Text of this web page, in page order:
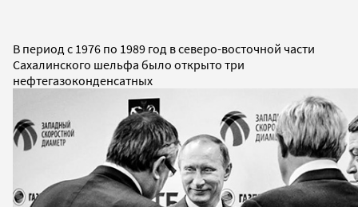
В период с 1976 по 1989 год в северо-восточной части
Сахалинского шельфа было открыто три
нефтегазоконденсатных